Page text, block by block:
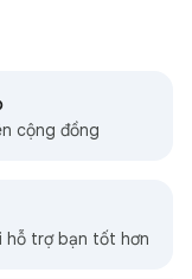
cộng đồng
hỗ trợ bạn tốt hơn